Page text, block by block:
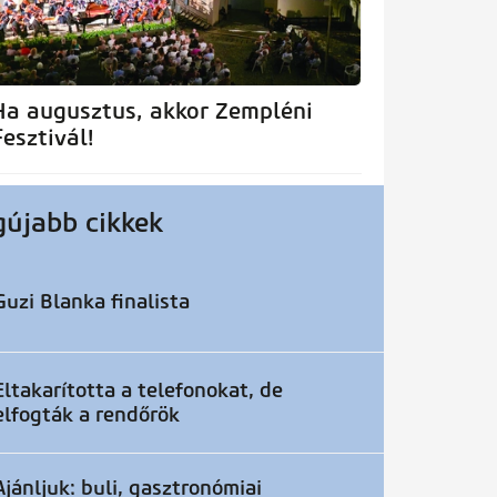
augusztus, akkor Zempléni
cikkek
Blanka finalista
a telefonokat, de
a rendőrök
buli, gasztronómiai